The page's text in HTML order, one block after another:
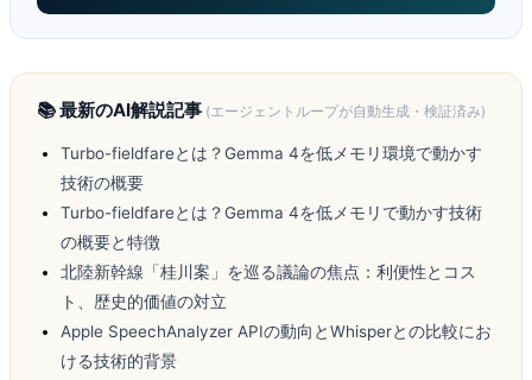
📚 最新のAI解説記事 (エージェントループが自動生成・検証済み)
Turbo-fieldfareとは？Gemma 4を低メモリ環境で動かす
技術の概要
Turbo-fieldfareとは？Gemma 4を低メモリで動かす技術
の概要と特徴
北陸新幹線「桂川案」を巡る議論の焦点：利便性とコス
ト、歴史的価値の対立
Apple SpeechAnalyzer APIの動向とWhisperとの比較にお
ける技術的背景